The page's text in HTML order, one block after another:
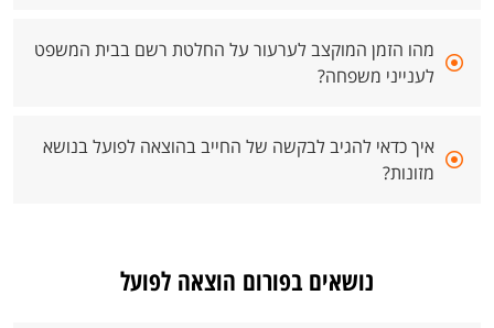
מהו הזמן המוקצב לערעור על החלטת רשם בבית המשפט
לענייני משפחה?
איך כדאי להגיב לבקשה של החייב בהוצאה לפועל בנושא
מזונות?
נושאים בפורום הוצאה לפועל